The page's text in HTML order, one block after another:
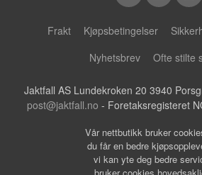
Frakt Kjøpsbetingelser
Nyhetsbrev
Ofte stilte
Jaktfall AS Lundekroken 20 3940
post@jaktfall.no - Foretaksregisteret
Vår nettbutikk bruker
du får en bedre
vi kan yte deg bedre